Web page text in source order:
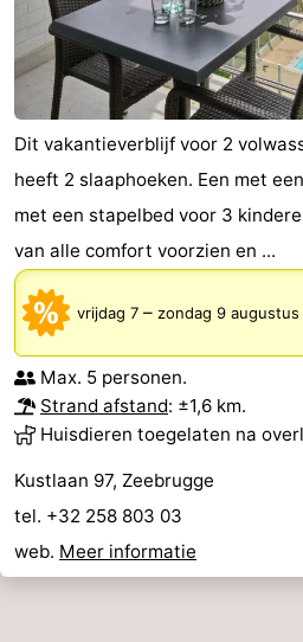
Dit vakantieverblijf voor 2
heeft 2 slaaphoeken. Een met
met een stapelbed voor 3
van alle comfort voorzien en ...
vrijdag 7 – zondag 9
Max. 5 personen.
Strand afstand: ±1,6 km.
Huisdieren toegelaten na
Kustlaan 97, Zeebrugge
tel. +32 258 803 03
web. Meer informatie